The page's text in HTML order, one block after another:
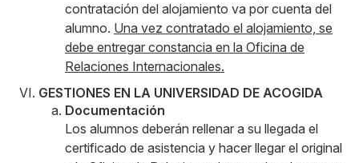
contratación del alojamiento va por cuenta del
alumno. Una vez contratado el alojamiento, se
debe entregar constancia en la Oficina de
Relaciones Internacionales.
GESTIONES EN LA UNIVERSIDAD DE ACOGIDA
Documentación
Los alumnos deberán rellenar a su llegada el
certificado de asistencia y hacer llegar el original